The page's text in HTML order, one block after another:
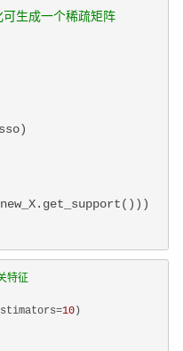
生成一个稀疏矩阵
特征
10 )